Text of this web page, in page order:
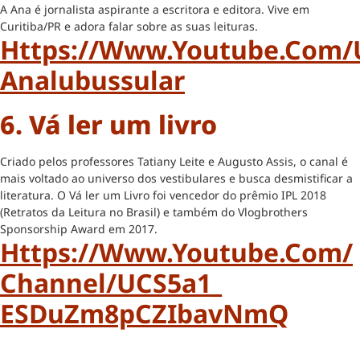
A Ana é jornalista aspirante a escritora e editora. Vive em
Curitiba/PR e adora falar sobre as suas leituras.
Https://
Analubussular
6. Vá ler um livro
Criado pelos professores Tatiany Leite e Augusto Assis, o canal é
mais voltado ao universo dos vestibulares e busca desmistificar a
literatura. O Vá ler um Livro foi vencedor do prêmio IPL 2018
(Retratos da Leitura no Brasil) e também do Vlogbrothers
Sponsorship Award em 2017.
Https://www.youtube.com/
Channel/UCS5a1_
ESDuZm8pCZIbavNmQ